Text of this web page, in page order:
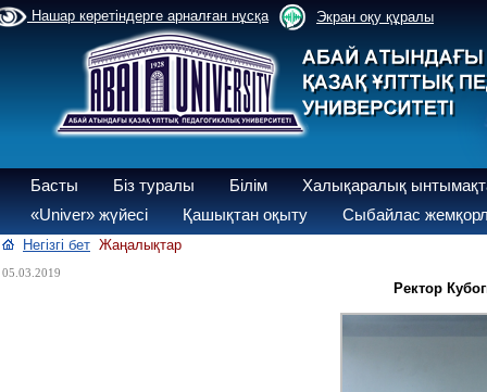
Нашар көретіндерге арналған нұсқа Экран оқу құралы
Басты Біз туралы Білім
Халықаралық
«Univer» жүйесі
Қашықтан оқыту Сыбайлас
Негізгі бет Жаңалықтар
05.03.2019
Ректор